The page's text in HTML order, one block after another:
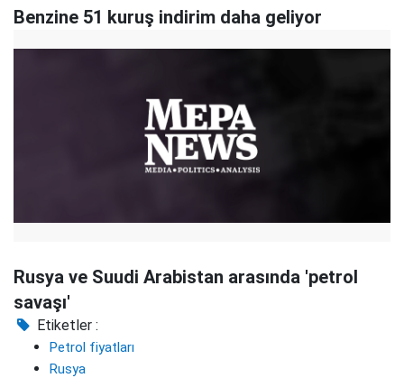
Benzine 51 kuruş indirim daha geliyor
Rusya ve Suudi Arabistan arasında 'petrol
savaşı'
Etiketler :
Petrol fiyatları
Rusya